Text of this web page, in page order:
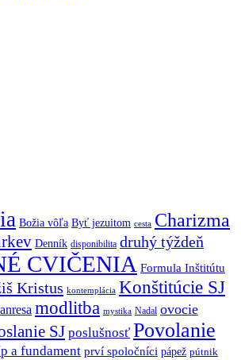
Božia vôľa Byť jezuitom cesta Charizma
Denník disponibilita druhý týždeň
CVIČENIA Formula Inštitútu
Kristus kontemplácia Konštitúcie SJ
modlitba mystika Nadal ovocie
SJ poslušnosť Povolanie
a fundament prví spoločníci pápež pútnik